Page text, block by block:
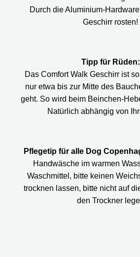
Durch die Aluminium-
Geschirr rosten!
Tipp für Rüden:
Das Comfort Walk Geschirr ist
nur etwa bis zur Mitte des
geht. So wird beim Beinchen-
Natürlich abhängig von
Pflegetip für alle Dog
Handwäsche im warmen
Waschmittel, bitte keinen
trocknen lassen, bitte nicht auf
den Trockner